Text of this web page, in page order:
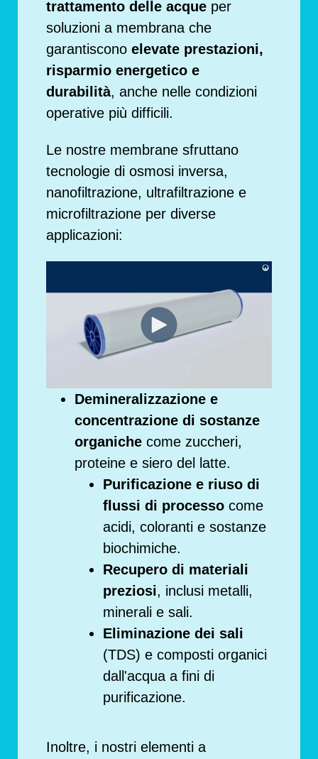
trattamento delle acque per
soluzioni a membrana che
garantiscono elevate prestazioni,
risparmio energetico e
durabilità, anche nelle condizioni
operative più difficili.
Le nostre membrane sfruttano
tecnologie di osmosi inversa,
nanofiltrazione, ultrafiltrazione e
microfiltrazione per diverse
applicazioni:
Demineralizzazione e
concentrazione di sostanze
organiche come zuccheri,
proteine ​​e siero del latte.
Purificazione e riuso di
flussi di processo come
acidi, coloranti e sostanze
biochimiche.
Recupero di materiali
preziosi, inclusi metalli,
minerali e sali.
Eliminazione dei sali
(TDS) e composti organici
dall'acqua a fini di
purificazione.
Inoltre, i nostri elementi a